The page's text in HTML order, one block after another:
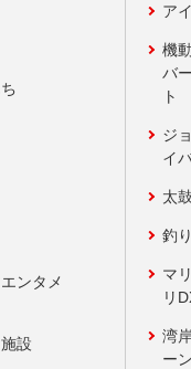
ンタメ
設
ア
機
バ
ト
ジ
イ
太
釣
マ
リ
湾
ー